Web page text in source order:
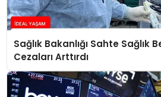
Sağlık Bakanlığı Sahte Sağlık
Cezaları Arttırdı